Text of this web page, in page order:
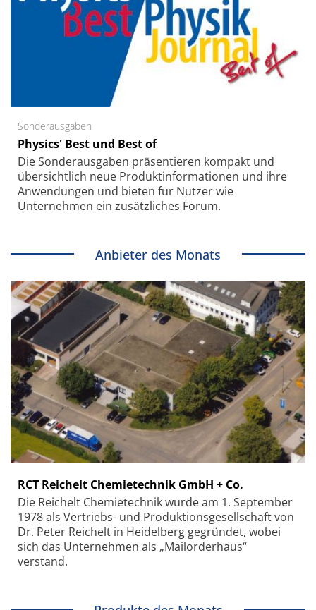
Sonderausgaben
Physics' Best und Best of
Die Sonder­ausgaben präsentieren kompakt und
übersichtlich neue Produkt­informationen und ihre
Anwendungen und bieten für Nutzer wie
Unternehmen ein zusätzliches Forum.
Anbieter des Monats
RCT Reichelt Chemietechnik GmbH + Co.
Die Reichelt Chemietechnik wurde am 1. September
1978 als Vertriebs- und Produktionsgesellschaft von
Dr. Peter Reichelt in Heidelberg gegründet, wobei
sich das Unternehmen als „Mailorderhaus“
verstand.